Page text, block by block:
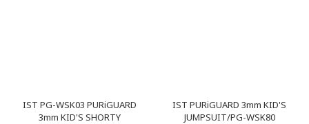
IST PG-WSK03 PURiGUARD
3mm KID'S SHORTY
IST PURiGUARD 3mm KID'S
JUMPSUIT/PG-WSK80